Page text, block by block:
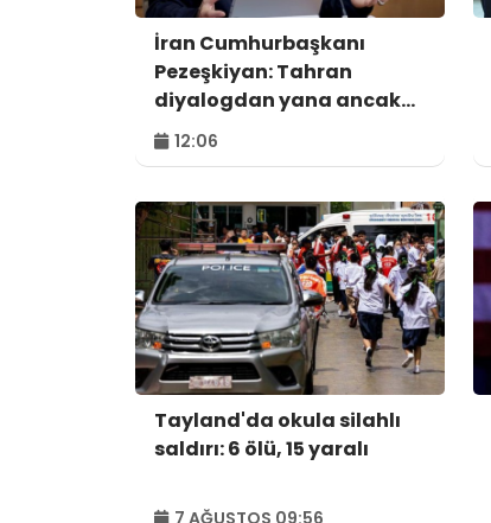
İran Cumhurbaşkanı
Pezeşkiyan: Tahran
diyalogdan yana ancak
teslime zorlanamaz
12:06
Tayland'da okula silahlı
saldırı: 6 ölü, 15 yaralı